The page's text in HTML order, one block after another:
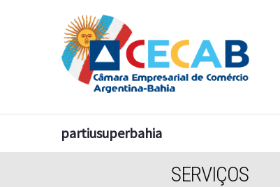
partiusuperbahia
SERVIÇOS